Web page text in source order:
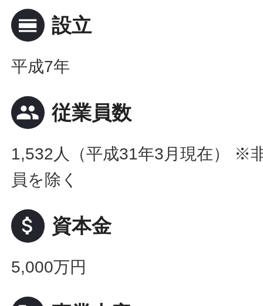
calendar_view_day 設立
平成7年
people 従業員数
1,532人（平成31年3月現在） ※
員を除く
attach_money 資本金
5,000万円